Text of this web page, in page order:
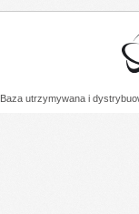
Baza utrzymywana i